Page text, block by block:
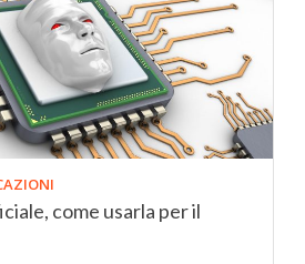
come usarla per il